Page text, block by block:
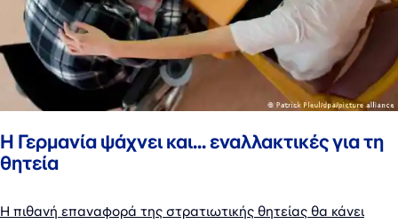
H Γερμανία ψάχνει και... εναλλακτικές για τη
θητεία
Η πιθανή επαναφορά της στρατιωτικής θητείας θα κάνει